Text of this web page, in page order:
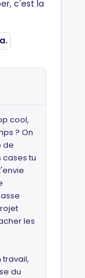
c'est la
cool,
? On
de
tu
les
travail,
du